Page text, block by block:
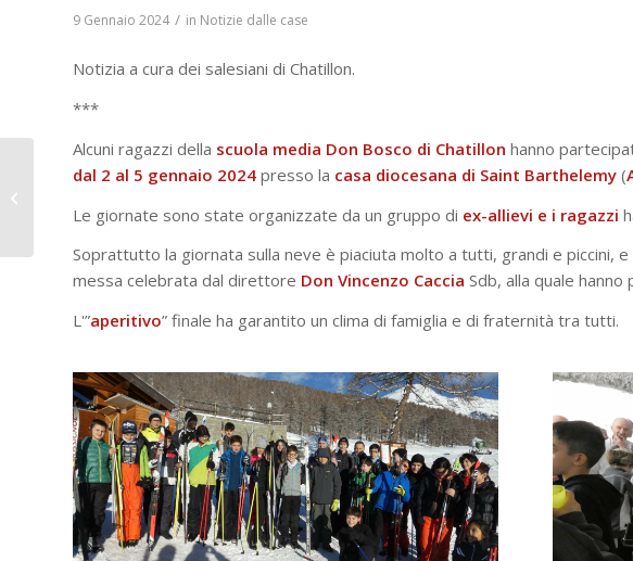
9 Gennaio 2024 / in Notizie dalle case
Notizia a cura dei salesiani di Chatillon.
***
Alcuni ragazzi della scuola media Don Bosco di Chatillon hanno
dal 2 al 5 gennaio 2024 presso la casa diocesana di Saint Barthelemy (
Le giornate sono state organizzate da un gruppo di ex-allievi e i ragazzi
Soprattutto la giornata sulla neve è piaciuta molto a tutti, grandi e piccini, e
messa celebrata dal direttore Don Vincenzo Caccia Sdb, alla quale
L'”aperitivo” finale ha garantito un clima di famiglia e di fraternità tra tutti.
RMG – “Salesiani
2023”: un video per
ricordare e far
missione...